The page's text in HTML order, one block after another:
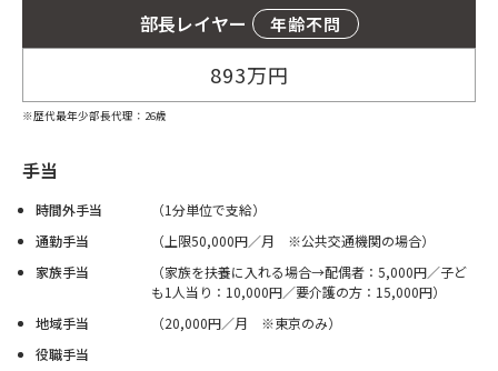
部長レイヤー 年齢不問
893万円
※歴代最年少部長代理：26歳
手当
時間外手当
（1分単位で支給）
通勤手当
（上限50,000円／月 ※公共交通機関の場合）
家族手当
（家族を扶養に入れる場合→配偶者：5,000円／子ど
も1人当り：10,000円／要介護の方：15,000円）
地域手当
（20,000円／月 ※東京のみ）
役職手当